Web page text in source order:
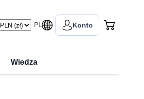
PL Konto
Wiedza